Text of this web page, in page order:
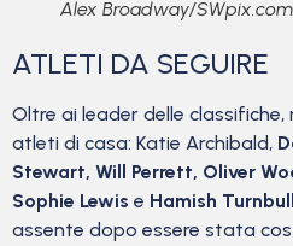
Alex Broadway/SWpix.com
ATLETI DA SEGUIRE
Oltre ai leader delle
atleti di casa: Katie Archibald,
Stewart, Will Perrett, Oliver
Sophie Lewis e Hamish Turnbull
assente dopo essere stata